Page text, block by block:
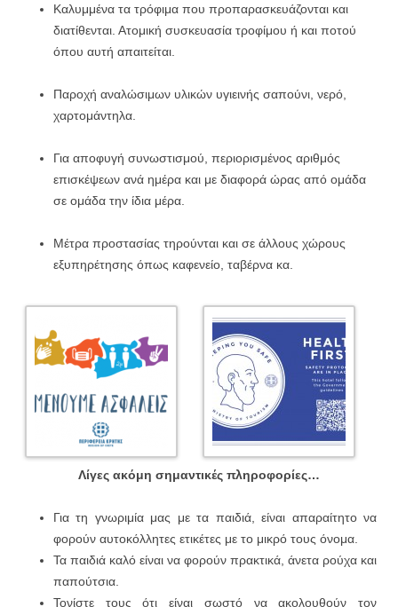
Καλυμμένα τα τρόφιμα που προπαρασκευάζονται και
διατίθενται. Ατομική συσκευασία τροφίμου ή και ποτού
όπου αυτή απαιτείται.
Παροχή αναλώσιμων υλικών υγιεινής σαπούνι, νερό,
χαρτομάντηλα.
Για αποφυγή συνωστισμού, περιορισμένος αριθμός
επισκέψεων ανά ημέρα και με διαφορά ώρας από ομάδα
σε ομάδα την ίδια μέρα.
Μέτρα προστασίας τηρούνται και σε άλλους χώρους
εξυπηρέτησης όπως καφενείο, ταβέρνα κα.
Λίγες ακόμη σημαντικές πληροφορίες…
Για τη γνωριμία μας με τα παιδιά, είναι απαραίτητο να
φορούν αυτοκόλλητες ετικέτες με το μικρό τους όνομα.
Τα παιδιά καλό είναι να φορούν πρακτικά, άνετα ρούχα και
παπούτσια.
Τονίστε τους ότι είναι σωστό να ακολουθούν τον